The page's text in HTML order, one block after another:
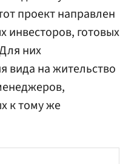
проект направлен
инвесторов, готовых
них
вида на жительство
к тому же